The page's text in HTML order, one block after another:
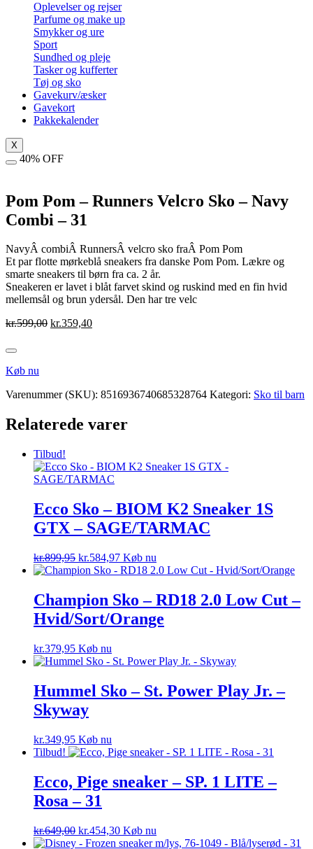
Oplevelser og rejser
Parfume og make up
Smykker og ure
Sport
Sundhed og pleje
Tasker og kufferter
Tøj og sko
Gavekurv/æsker
Gavekort
Pakkekalender
X
40% OFF
Pom Pom – Runners Velcro Sko – Navy
Combi – 31
NavyÂ combiÂ RunnersÂ velcro sko fraÂ Pom Pom
Et par flotte mørkeblå sneakers fra danske Pom Pom. Lækre og
smarte sneakers til børn fra ca. 2 år.
Sneakeren er lavet i blåt farvet skind og ruskind med en fin hvid
mellemsål og brun ydersål. Den har tre velc
kr.599,00 Den
kr.359,40Den
Køb nu
Varenummer (SKU): 8516936740685328764 Kategori: Sko til barn
Relaterede varer
Tilbud!
Ecco Sko – BIOM K2 Sneaker 1S
GTX – SAGE/TARMAC
kr.899,95 Den
oprindelige
var:
kr.899,95.
kr.584,97Den
aktuelle
er:
kr.584,97.
Køb nu
Champion Sko – RD18 2.0 Low Cut –
Hvid/Sort/Orange
kr.379,95 Køb nu
Hummel Sko – St. Power Play Jr. –
Skyway
kr.349,95 Køb nu
Tilbud!
Ecco, Pige sneaker – SP. 1 LITE –
Rosa – 31
kr.649,00 Den
oprindelige
kr.454,30Den
aktuelle
Køb nu